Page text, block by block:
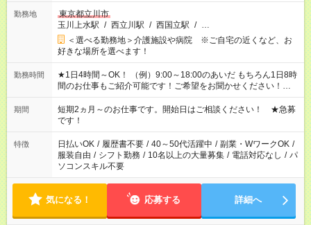
勤務地
東京都立川市
玉川上水駅 / 西立川駅 / 西国立駅 / …
＜選べる勤務地＞介護施設や病院 ※ご自宅の近くなど、お
好きな場所を選べます！
勤務時間
★1日4時間～OK！ （例）9:00～18:00のあいだ もちろん1日8時
間のお仕事もご紹介可能です！ご希望をお聞かせください！★家
庭の都合でお休みが必要な場合も遠慮なくご相談ください。 ※
週最低15時間以上の勤務が必要です
期間
短期2ヵ月～のお仕事です。開始日はご相談ください！ ★急募
です！
特徴 日払いOK / 履歴書不要 / 40～50代活躍中 / 副業・WワークOK /
服装自由 / シフト勤務 / 10名以上の大量募集 / 電話対応なし / パ
ソコンスキル不要
気になる！ 応募する 詳細へ